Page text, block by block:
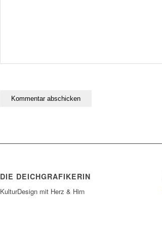
DIE DEICHGRAFIKERIN
KulturDesign mit Herz & Hirn